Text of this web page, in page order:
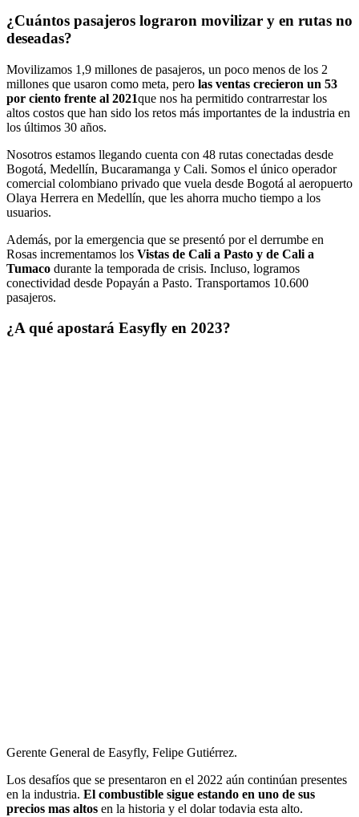
¿Cuántos pasajeros lograron movilizar y en rutas no
deseadas?
Movilizamos 1,9 millones de pasajeros, un poco menos de los 2
millones que usaron como meta, pero las ventas crecieron un 53
por ciento frente al 2021que nos ha permitido contrarrestar los
altos costos que han sido los retos más importantes de la industria en
los últimos 30 años.
Nosotros estamos llegando cuenta con 48 rutas conectadas desde
Bogotá, Medellín, Bucaramanga y Cali. Somos el único operador
comercial colombiano privado que vuela desde Bogotá al aeropuerto
Olaya Herrera en Medellín, que les ahorra mucho tiempo a los
usuarios.
Además, por la emergencia que se presentó por el derrumbe en
Rosas incrementamos los Vistas de Cali a Pasto y de Cali a
Tumaco durante la temporada de crisis. Incluso, logramos
conectividad desde Popayán a Pasto. Transportamos 10.600
pasajeros.
¿A qué apostará Easyfly en 2023?
Gerente General de Easyfly, Felipe Gutiérrez.
Los desafíos que se presentaron en el 2022 aún continúan presentes
en la industria. El combustible sigue estando en uno de sus
precios mas altos en la historia y el dolar todavia esta alto.